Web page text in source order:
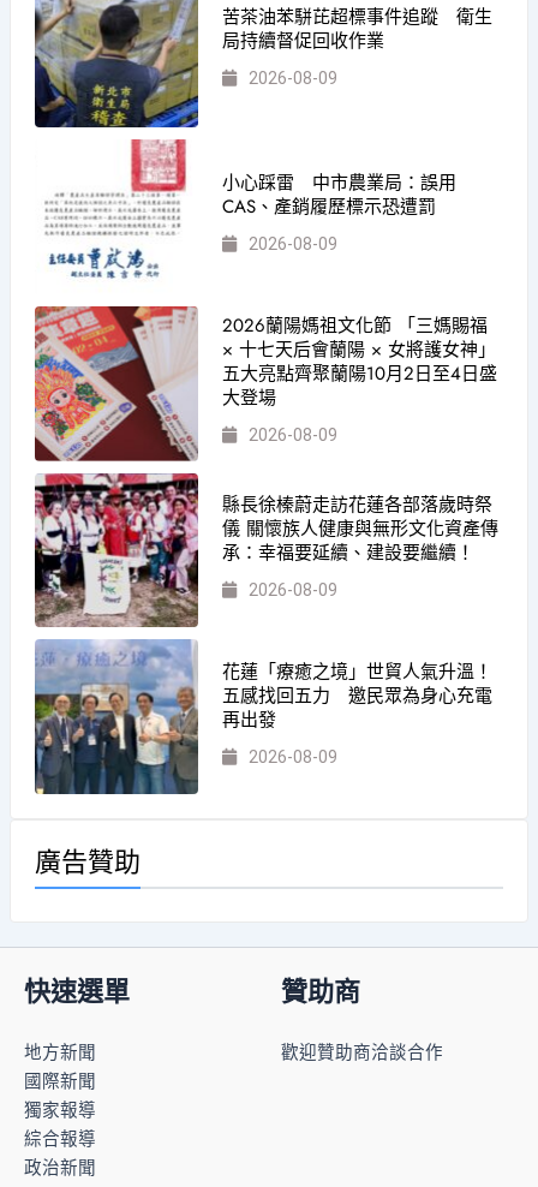
苦茶油苯駢芘超標事件追蹤 衛生
局持續督促回收作業
2026-08-09
小心踩雷 中市農業局：誤用
CAS、產銷履歷標示恐遭罰
2026-08-09
2026蘭陽媽祖文化節 「三媽賜福
× 十七天后會蘭陽 × 女將護女神」
五大亮點齊聚蘭陽10月2日至4日盛
大登場
2026-08-09
縣長徐榛蔚走訪花蓮各部落歲時祭
儀 關懷族人健康與無形文化資產傳
承：幸福要延續、建設要繼續！
2026-08-09
花蓮「療癒之境」世貿人氣升溫！
五感找回五力 邀民眾為身心充電
再出發
2026-08-09
廣告贊助
快速選單
地方新聞
國際新聞
獨家報導
綜合報導
政治新聞
贊助商
歡迎贊助商洽談合作